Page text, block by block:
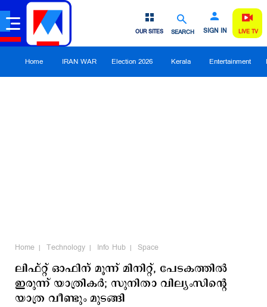
SEARCH SIGN IN
OUR SITES LIVE TV
Home IRAN WAR Election 2026 Kerala Entertainment
Home Technology Info Hub Space
ലിഫ്റ്റ് ഓഫിന് മൂന്ന് മിനിറ്റ്, പേടകത്തില്‍
ഇരുന്ന് യാത്രികര്‍; സുനിതാ വില്യംസിന്റെ
യാത്ര വീണ്ടും മുടങ്ങി